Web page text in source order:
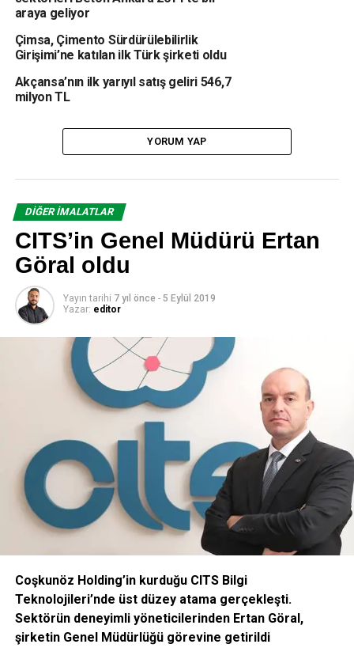
ABD olarak sıralandı.
Seramiğin alt gruplarından seramik kaplama
malzemelerinde ihracat değer bazında yüzde 18 artışla 52
milyon dolara, seramik sağlık gereçleri ihracatı ise değer
bazında yüzde 24 artarak 16 milyon dolar seviyesine
ÇCSİB bünyesindeki ihracattan yüzde 27 pay alan cam
Almanya, İtalya, İngiltere, Azerbaycan-Nahcivan ve
Bulgaristan gibi ülkelere ulaştıran cam sektörü, 68 milyon
dolar değerinde toplam 45 bin tonluk ihracat kaydı
gerçekleştirdi.
Yerli kaynakları en fazla kullanan stratejik sektörleri
barındıran ÇCSİB’in Yönetim Kurulu Başkanı Ali Özinönü,
dünya ekonomisinde yaşanan sorunların ihracatı olumsuz
etkilediğini söyledi. Bu yıl Türkiye’nin ihracatta yeniden
atağa kalkmasını hedeflediklerini kaydeden Ali Özinönü,
“ABD ve AB ülkeleri başta olmak üzere büyük pazarlardaki
görece iyileşmeler, ihracat artışına yönelik umutlarımızı
artırıyor” diye konuştu.
ANAHTAR KELIMELER:
CAM VE TOPRAK ÜRÜNLERI İHRACATÇILARI BIRLIĞI’
ÇİMENTO
SERAMIK
araya geliyor
Çimsa, Çimento Sürdürülebilirlik
Girişimi’ne katılan ilk Türk şirketi oldu
Akçansa’nın ilk yarıyıl satış geliri 546,7
milyon TL
YORUM YAP
DIĞER İMALATLAR
CITS’in Genel Müdürü Ertan
Göral oldu
Yayın tarihi 7 yıl önce - 5 Eylül 2019
Yazar: editor
Coşkunöz Holding’in kurduğu CITS Bilgi
Teknolojileri’nde üst düzey atama gerçekleşti.
Sektörün deneyimli yöneticilerinden Ertan Göral,
şirketin Genel Müdürlüğü görevine getirildi